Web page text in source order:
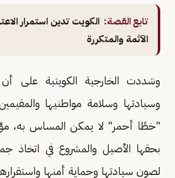
تابع القصة: الكويت تدين استمرار
الآثمة والمتكررة
وشددت الخارجية الكويتية على
وسيادتها وسلامة مواطنيها
"خطًا أحمر" لا يمكن المساس به،
بحقها الأصيل والمشروع في اتخاذ
لصون سيادتها وحماية أمنها